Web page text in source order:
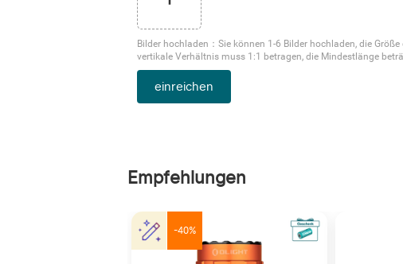
Bilder hochladen ： Sie können 1-6 Bilder hochladen, die
vertikale Verhältnis muss 1:1 betragen, die Mindestlänge
einreichen
Empfehlungen
-40%